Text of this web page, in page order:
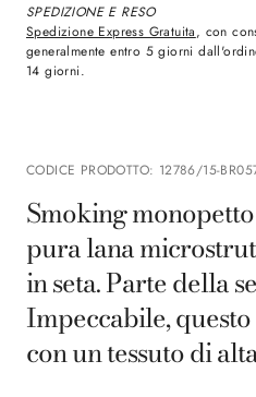
SPEDIZIONE E RESO
Spedizione Express Gratuita, con
generalmente entro 5 giorni
14 giorni.
CODICE PRODOTTO: 12786/15-
Smoking
pura lana
in seta. Parte della
Impeccabile,
con un tessuto di